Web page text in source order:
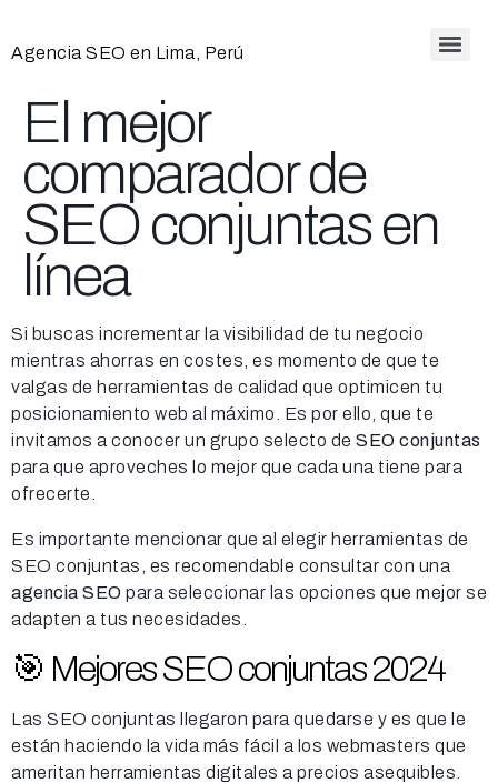
Agencia SEO en Lima, Perú
El mejor
comparador de
SEO conjuntas en
línea
Si buscas incrementar la visibilidad de tu negocio
mientras ahorras en costes, es momento de que te
valgas de herramientas de calidad que optimicen tu
posicionamiento web al máximo. Es por ello, que te
invitamos a conocer un grupo selecto de SEO conjuntas
para que aproveches lo mejor que cada una tiene para
ofrecerte.
Es importante mencionar que al elegir herramientas de
SEO conjuntas, es recomendable consultar con una
agencia SEO para seleccionar las opciones que mejor se
adapten a tus necesidades.
🎯 Mejores SEO conjuntas 2024
Las SEO conjuntas llegaron para quedarse y es que le
están haciendo la vida más fácil a los webmasters que
ameritan herramientas digitales a precios asequibles.